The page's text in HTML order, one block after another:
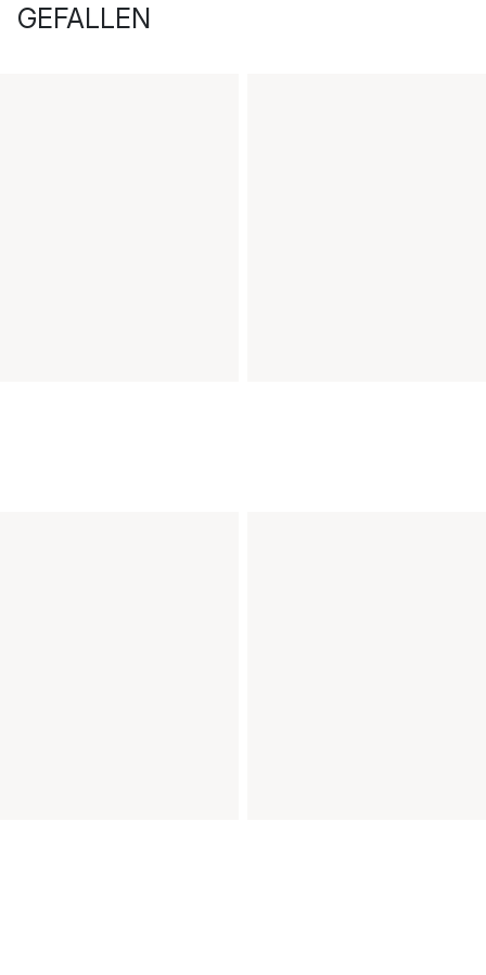
GEFALLEN